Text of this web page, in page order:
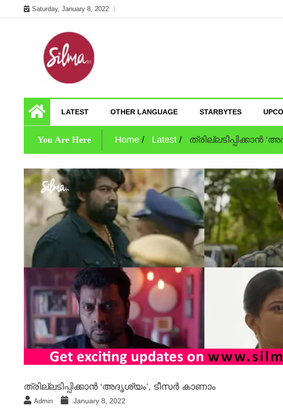
to
Saturday, January 8, 2022
Silma.in
LATEST OTHER LANGUAGE STARBYTES
You Are Here Home Latest ത്രില്ലടിപ്പിക്കാന്‍
ത്രില്ലടിപ്പിക്കാന്‍ ‘അദൃശ്യം’, ടീസര്‍ കാണാം
Admin January 8, 2022